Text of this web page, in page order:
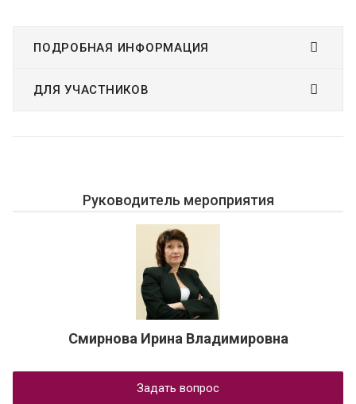
ПОДРОБНАЯ ИНФОРМАЦИЯ
ДЛЯ УЧАСТНИКОВ
Руководитель мероприятия
Смирнова Ирина Владимировна
Задать вопрос